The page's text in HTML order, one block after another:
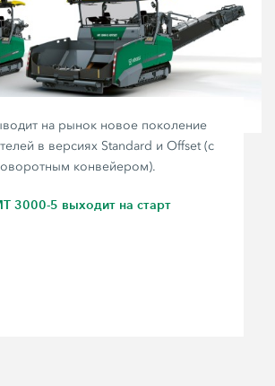
на рынок новое поколение
в версиях Standard и Offset (с
конвейером).
3000-5 выходит на старт